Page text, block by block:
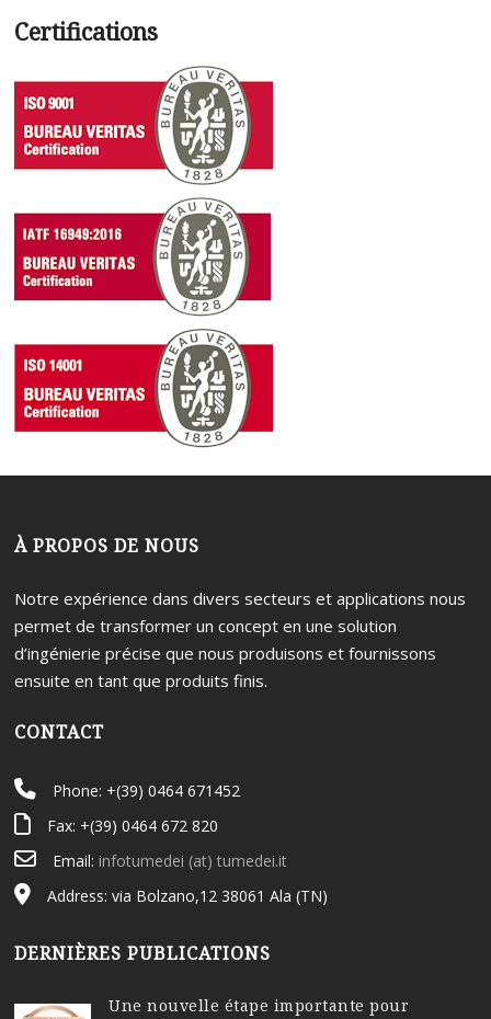
Certifications
À PROPOS DE NOUS
Notre expérience dans divers secteurs et applications nous
permet de transformer un concept en une solution
d’ingénierie précise que nous produisons et fournissons
ensuite en tant que produits finis.
CONTACT
Phone: +(39) 0464 671452
Fax: +(39) 0464 672 820
Email: infotumedei (at) tumedei.it
Address: via Bolzano,12 38061 Ala (TN)
DERNIÈRES PUBLICATIONS
Une nouvelle étape importante pour